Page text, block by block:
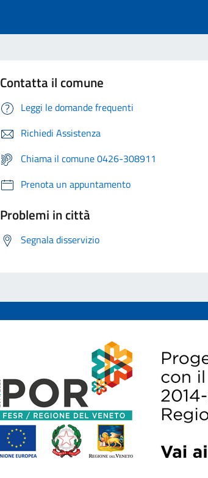
Contatta il comune
Leggi le domande frequenti
Richiedi Assistenza
Chiama il comune 0426-308911
Prenota un appuntamento
Problemi in città
Segnala disservizio